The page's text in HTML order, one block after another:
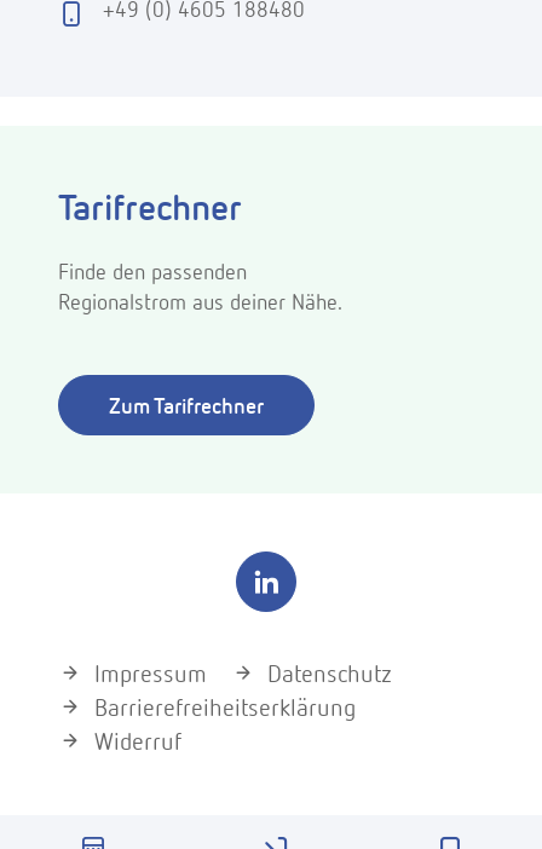
+49 (0) 4605 188480
Tarifrechner
Finde den passenden
Regionalstrom aus deiner Nähe.
Zum Tarifrechner
Impressum
Datenschutz
Barrierefreiheitserklärung
Widerruf